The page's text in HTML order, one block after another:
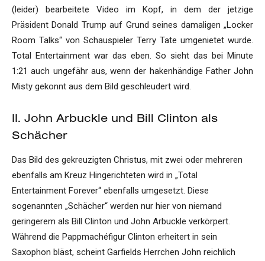
(leider) bearbeitete Video im Kopf, in dem der jetzige
Präsident Donald Trump auf Grund seines damaligen „Locker
Room Talks“ von Schauspieler Terry Tate umgenietet wurde.
Total Entertainment war das eben. So sieht das bei Minute
1:21 auch ungefähr aus, wenn der hakenhändige Father John
Misty gekonnt aus dem Bild geschleudert wird.
II. John Arbuckle und Bill Clinton als
Schächer
Das Bild des gekreuzigten Christus, mit zwei oder mehreren
ebenfalls am Kreuz Hingerichteten wird in „Total
Entertainment Forever“ ebenfalls umgesetzt. Diese
sogenannten „Schächer“ werden nur hier von niemand
geringerem als Bill Clinton und John Arbuckle verkörpert.
Während die Pappmachéfigur Clinton erheitert in sein
Saxophon bläst, scheint Garfields Herrchen John reichlich